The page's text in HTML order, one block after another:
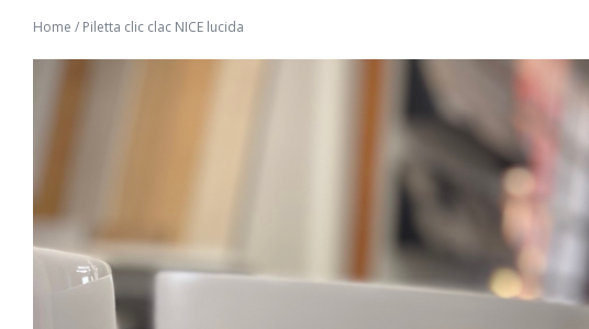
Home / Piletta clic clac NICE lucida